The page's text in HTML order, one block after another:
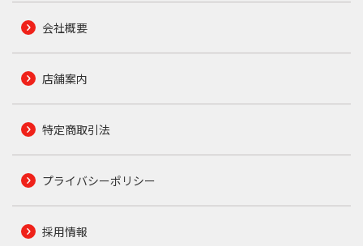
会社概要
店舗案内
特定商取引法
プライバシーポリシー
採用情報